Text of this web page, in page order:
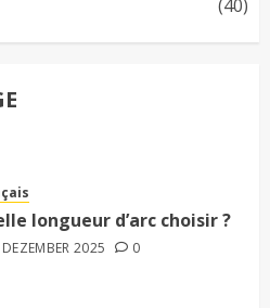
(40)
longueur d’arc choisir ?
2025 0